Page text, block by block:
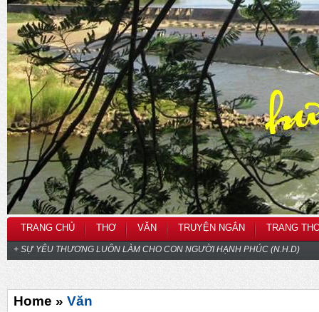
TRANG CHỦ THƠ VĂN TRUYỆN NGẮN TRANG
+ SỰ YÊU THƯƠNG LUÔN LÀM CHO CON NGƯỜI HẠNH PHÚC (N.H.D)
Home » Văn